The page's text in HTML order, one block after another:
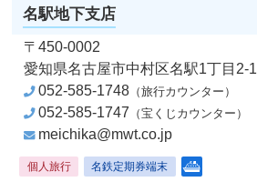
名駅地下支店
〒450-0002
愛知県名古屋市中村区名駅1丁目2-1
052-585-1748（旅行カウンター）
052-585-1747 （宝くじカウンター）
meichika@mwt.co.jp
個人旅行 名鉄定期券端末